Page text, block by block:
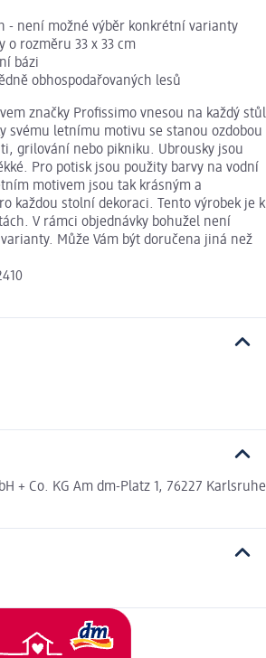
- není možné výběr konkrétní varianty
o rozměru 33 x 33 cm
bázi
obhospodařovaných lesů
značky Profissimo vnesou na každý stůl
svému letnímu motivu se stanou ozdobou
grilování nebo pikniku. Ubrousky jsou
Pro potisk jsou použity barvy na vodní
motivem jsou tak krásným a
každou stolní dekoraci. Tento výrobek je k
V rámci objednávky bohužel není
Může Vám být doručena jiná než
+ Co. KG Am dm-Platz 1, 76227 Karlsruhe